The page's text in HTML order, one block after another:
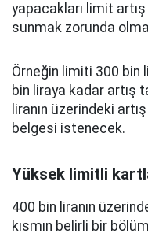
yapacakları limit
sunmak zorunda
Örneğin limiti 300 bin
bin liraya kadar artış
liranın üzerindeki
belgesi istenecek.
Yüksek limitli
400 bin liranın
kısmın belirli bir